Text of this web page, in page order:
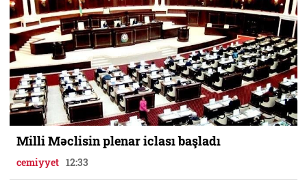
Milli Məclisin plenar iclası başladı
cemiyyet 12:33